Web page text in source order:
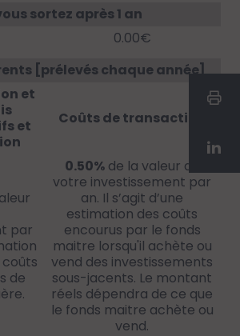
sortez après 1 an
0.00€
[prélevés chaque année]
et
et
Coûts de transaction
par
coûts
de
0.50%de la valeur de
votre investissement par
an. Il s’agit d’une
estimation des coûts
encourus par le fonds
maitre lorsqu'il achète ou
vend des investissements
sous-jacents. Le montant
réels dépendra de ce que
le fonds maitre achète ou
vend.